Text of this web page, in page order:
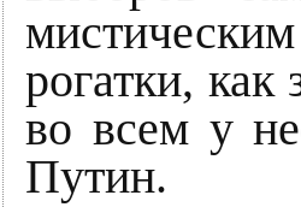
рогатки,
во всем у
Путин.